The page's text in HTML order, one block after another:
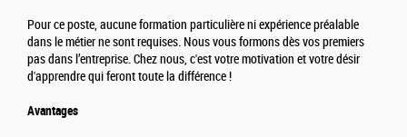
Pour ce poste, aucune formation particulière ni expérience préalable
dans le métier ne sont requises. Nous vous formons dès vos premiers
pas dans l’entreprise. Chez nous, c'est votre motivation et votre désir
d'apprendre qui feront toute la différence !
Avantages